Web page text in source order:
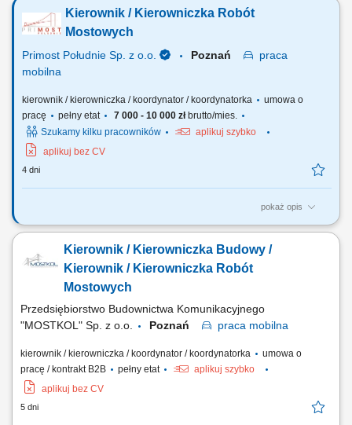
Koordynacja pracy brygad własnych oraz podwykonawców na budowie.
Kontrola jakości, terminowości oraz zgodności prac z wymaganiami
Kierownik / Kierowniczka Robót
Mostowych
Primost Południe Sp. z o.o. Poznań
praca
mobilna
kierownik / kierowniczka / koordynator / koordynatorka
umowa o
pracę
pełny etat 7 000 - 10 000 złbrutto/mies.
Szukamy kilku pracowników
aplikuj szybko
aplikuj bez CV
4 dni
pokaż opis
OPIS STANOWISKA planowanie i organizacja placu budowy;
dokumentacji budowy technicznej w tym dokumentacji finansowej
powykonawczej i odbiorczej; nadzór nad harmonogramem
uwzględniającym rzeczowy i finansowy plan wykonania; analiza...
Kierownik / Kierowniczka Budowy /
Kierownik / Kierowniczka Robót
Mostowych
Przedsiębiorstwo Budownictwa Komunikacyjnego
"MOSTKOL" Sp. z o.o.
Poznań praca mobilna
kierownik / kierowniczka / koordynator / koordynatorka
umowa o
pracę / kontrakt B2B
pełny etat
aplikuj szybko
aplikuj bez CV
5 dni